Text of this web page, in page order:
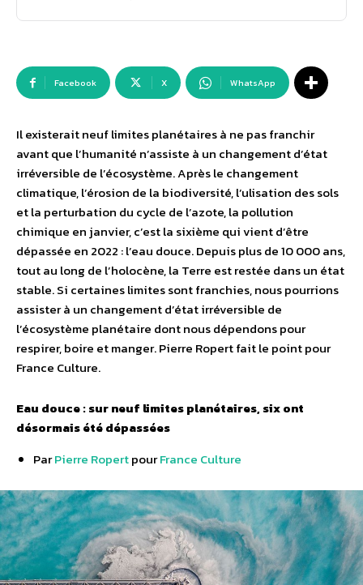
Facebook X WhatsApp
Il existerait neuf limites planétaires à ne pas franchir
avant que l’humanité n’assiste à un changement d’état
irréversible de l’écosystème. Après le changement
climatique, l’érosion de la biodiversité, l’ulisation des sols
et la perturbation du cycle de l’azote, la pollution
chimique en janvier, c’est la sixième qui vient d’être
dépassée en 2022 : l’eau douce. Depuis plus de 10 000 ans,
tout au long de l’holocène, la Terre est restée dans un état
stable. Si certaines limites sont franchies, nous pourrions
assister à un changement d’état irréversible de
l’écosystème planétaire dont nous dépendons pour
respirer, boire et manger. Pierre Ropert fait le point pour
France Culture.
Eau douce : sur neuf limites planétaires, six ont
désormais été dépassées
ParPierre RopertpourFrance Culture